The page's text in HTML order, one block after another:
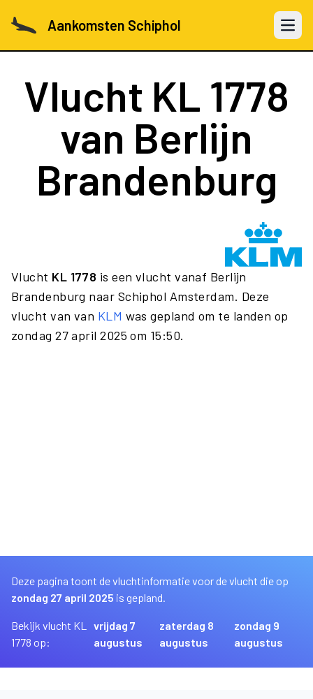
Aankomsten Schiphol Open
Vlucht KL 1778
van Berlijn
Brandenburg
Vlucht KL 1778 is een vlucht vanaf Berlijn
Brandenburg naar Schiphol Amsterdam. Deze
vlucht van van KLM was gepland om te landen op
zondag 27 april 2025 om 15:50.
Deze pagina toont de vluchtinformatie voor de vlucht die op
zondag 27 april 2025 is gepland.
Bekijk vlucht KL
1778 op:
vrijdag 7
augustus
zaterdag 8
augustus
zondag 9
augustus